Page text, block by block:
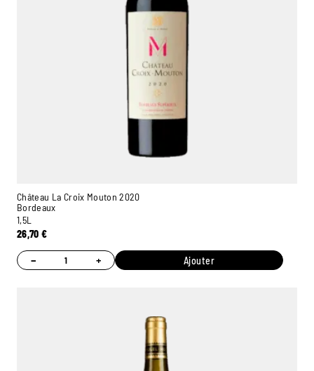
Château La Croix Mouton 2020
Bordeaux
1,5L
26,70€
− + Ajouter